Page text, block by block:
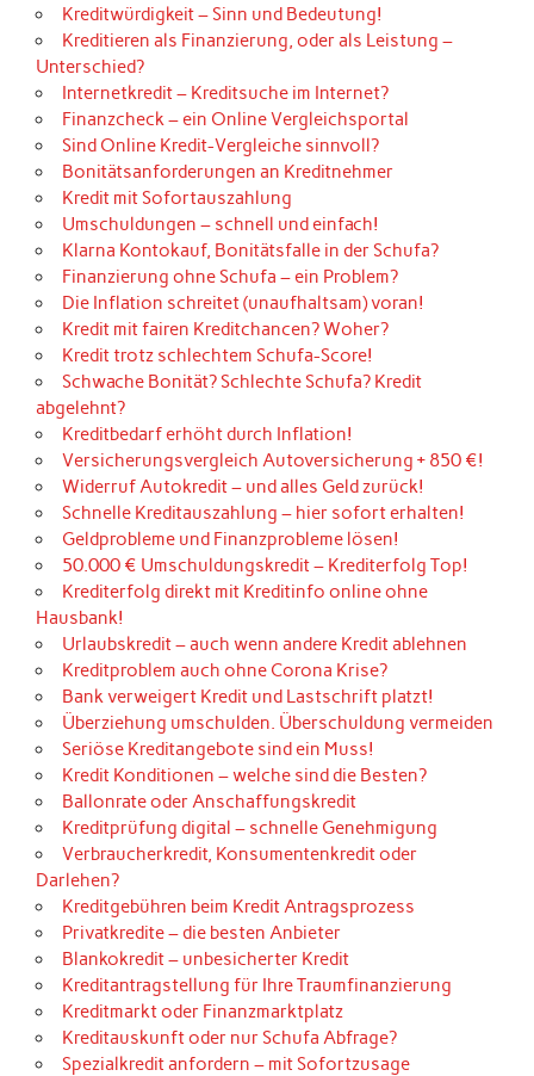
Kreditwürdigkeit – Sinn und Bedeutung!
Kreditieren als Finanzierung, oder als Leistung –
Unterschied?
Internetkredit – Kreditsuche im Internet?
Finanzcheck – ein Online Vergleichsportal
Sind Online Kredit-Vergleiche sinnvoll?
Bonitätsanforderungen an Kreditnehmer
Kredit mit Sofortauszahlung
Umschuldungen – schnell und einfach!
Klarna Kontokauf, Bonitätsfalle in der Schufa?
Finanzierung ohne Schufa – ein Problem?
Die Inflation schreitet (unaufhaltsam) voran!
Kredit mit fairen Kreditchancen? Woher?
Kredit trotz schlechtem Schufa-Score!
Schwache Bonität? Schlechte Schufa? Kredit
abgelehnt?
Kreditbedarf erhöht durch Inflation!
Versicherungsvergleich Autoversicherung + 850 €!
Widerruf Autokredit – und alles Geld zurück!
Schnelle Kreditauszahlung – hier sofort erhalten!
Geldprobleme und Finanzprobleme lösen!
50.000 € Umschuldungskredit – Krediterfolg Top!
Krediterfolg direkt mit Kreditinfo online ohne
Hausbank!
Urlaubskredit – auch wenn andere Kredit ablehnen
Kreditproblem auch ohne Corona Krise?
Bank verweigert Kredit und Lastschrift platzt!
Überziehung umschulden. Überschuldung vermeiden
Seriöse Kreditangebote sind ein Muss!
Kredit Konditionen – welche sind die Besten?
Ballonrate oder Anschaffungskredit
Kreditprüfung digital – schnelle Genehmigung
Verbraucherkredit, Konsumentenkredit oder
Darlehen?
Kreditgebühren beim Kredit Antragsprozess
Privatkredite – die besten Anbieter
Blankokredit – unbesicherter Kredit
Kreditantragstellung für Ihre Traumfinanzierung
Kreditmarkt oder Finanzmarktplatz
Kreditauskunft oder nur Schufa Abfrage?
Spezialkredit anfordern – mit Sofortzusage